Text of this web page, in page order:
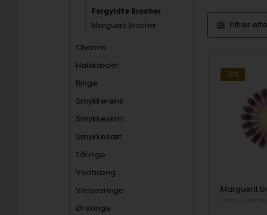
Forgyldte Brocher
Marguerit Brocher
Charms
Halskæder
Ringe
Smykkerens
Smykkeskrin
Smykkesæt
Tåringe
Vedhæng
Vielsesringe
Øreringe
Filtrer
19%